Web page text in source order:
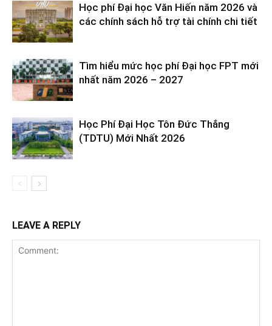
Học phí Đại học Văn Hiến năm 2026 và
các chính sách hỗ trợ tài chính chi tiết
Tìm hiểu mức học phí Đại học FPT mới
nhất năm 2026 – 2027
Học Phí Đại Học Tôn Đức Thắng
(TDTU) Mới Nhất 2026
LEAVE A REPLY